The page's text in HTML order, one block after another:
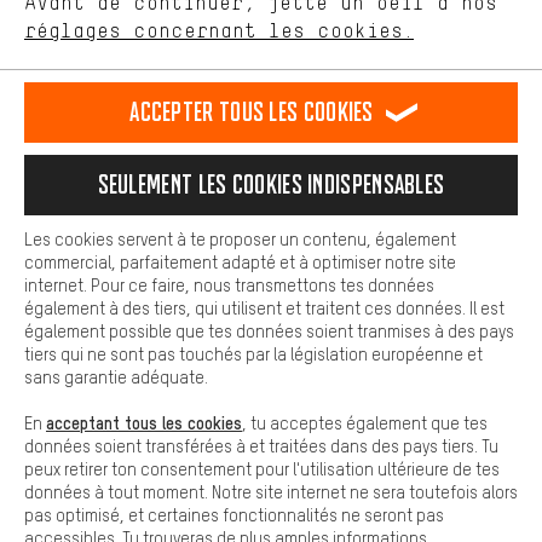
français english
EN Deutsch español
Programme d'affiliation Mentions Légales Protection des données
Conditions générales de vente Plateforme d'Alerte
Reprise des batteries Corepile Paramètres de cookies
Modifier le contraste
Tous les prix s'entendent en euros (MwSt hors) plus les
frais de portpour la livraison versÉtats-Unis.
réglages concernant les cookies.
Plus de confort
est plus confortable. Avec les cookies de confort, nous
Nous pouvons ainsi mettre à ta disposition d'autres contenus et
informations utiles. De plus, tu as la possibilité d'utiliser des
facilement les bons produits. Par exemple, nous proposons une
facilement aux questions.
Cookies de base
Les cookies de base garantissent que tu puisses utiliser les
fonctions de notre site web.
Accepter tous les cookies
Seulement les cookies indispensables
Les cookies servent à te proposer un contenu, également
commercial, parfaitement adapté et à optimiser notre site
internet. Pour ce faire, nous transmettons tes données
également à des tiers, qui utilisent et traitent ces données. Il est
également possible que tes données soient tranmises à des pays
tiers qui ne sont pas touchés par la législation européenne et
sans garantie adéquate.
En acceptant tous les cookies , tu acceptes également que tes
données soient transférées à et traitées dans des pays tiers. Tu
peux retirer ton consentement pour l'utilisation ultérieure de tes
données à tout moment. Notre site internet ne sera toutefois alors
pas optimisé, et certaines fonctionnalités ne seront pas
accessibles. Tu trouveras de plus amples informations